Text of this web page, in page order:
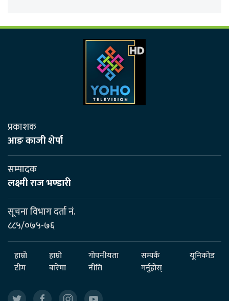
प्रकाशक
आङ काजी शेर्पा
सम्पादक
लक्ष्मी राज भण्डारी
सूचना विभाग दर्ता नं.
८८५/०७५-७६
हाम्रो
टीम
हाम्रो
बारेमा
गोपनीयता
नीति
सम्पर्क
गर्नुहोस्
यूनिकोड